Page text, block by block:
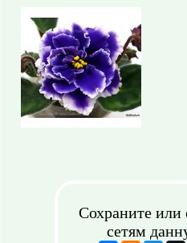
Сохраните или
сетям